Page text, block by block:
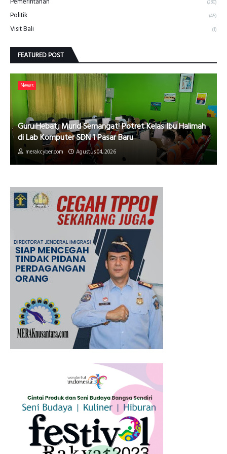
(280)
Politik (45)
Visit Bali (1)
FEATURED POST
News
Guru Hebat, Murid Semangat! Potret Kelas Ibu Halimah
di Lab Komputer SDN 1 Pasar Baru
merakcyber.com Agustus 04, 2026